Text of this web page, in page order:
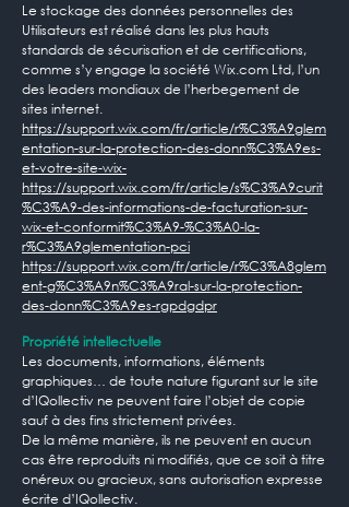
Le stockage des données personnelles des
Utilisateurs est réalisé dans les plus hauts
standards de sécurisation et de certifications,
comme s’y engage la société Wix.com Ltd, l’un
des leaders mondiaux de l’herbegement de
sites internet.
https://support.wix.com/fr/article/r%C3%A9glem
entation-sur-la-protection-des-donn%C3%A9es-
et-votre-site-wix-
https://support.wix.com/fr/article/s%C3%A9curit
%C3%A9-des-informations-de-facturation-sur-
wix-et-conformit%C3%A9-%C3%A0-la-
r%C3%A9glementation-pci
https://support.wix.com/fr/article/r%C3%A8glem
ent-g%C3%A9n%C3%A9ral-sur-la-protection-
des-donn%C3%A9es-rgpdgdpr
Propriété intellectuelle
Les documents, informations, éléments
graphiques… de toute nature figurant sur le site
d’IQollectiv ne peuvent faire l’objet de copie
sauf à des fins strictement privées.
De la même manière, ils ne peuvent en aucun
cas être reproduits ni modifiés, que ce soit à titre
onéreux ou gracieux, sans autorisation expresse
écrite d’IQollectiv.